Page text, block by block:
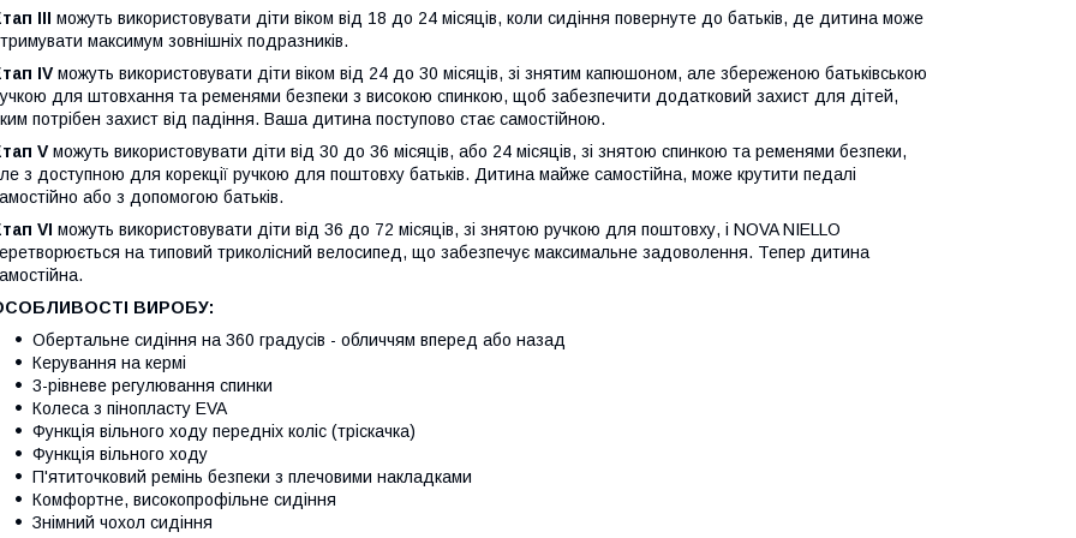
III можуть використовувати діти віком від 18 до 24 місяців, коли сидіння повернуте до батьків, де дитина може
максимум зовнішніх подразників.
IV можуть використовувати діти віком від 24 до 30 місяців, зі знятим капюшоном, але збереженою батьківською
для штовхання та ременями безпеки з високою спинкою, щоб забезпечити додатковий захист для дітей,
потрібен захист від падіння. Ваша дитина поступово стає самостійною.
V можуть використовувати діти від 30 до 36 місяців, або 24 місяців, зі знятою спинкою та ременями безпеки,
з доступною для корекції ручкою для поштовху батьків. Дитина майже самостійна, може крутити педалі
або з допомогою батьків.
VI можуть використовувати діти від 36 до 72 місяців, зі знятою ручкою для поштовху, і NOVA NIELLO
на типовий триколісний велосипед, що забезпечує максимальне задоволення. Тепер дитина
ВИРОБУ:
Обертальне сидіння на 360 градусів - обличчям вперед або назад
Керування на кермі
3-рівневе регулювання спинки
Колеса з пінопласту EVA
Функція вільного ходу передніх коліс (тріскачка)
Функція вільного ходу
П'ятиточковий ремінь безпеки з плечовими накладками
Комфортне, високопрофільне сидіння
Знімний чохол сидіння